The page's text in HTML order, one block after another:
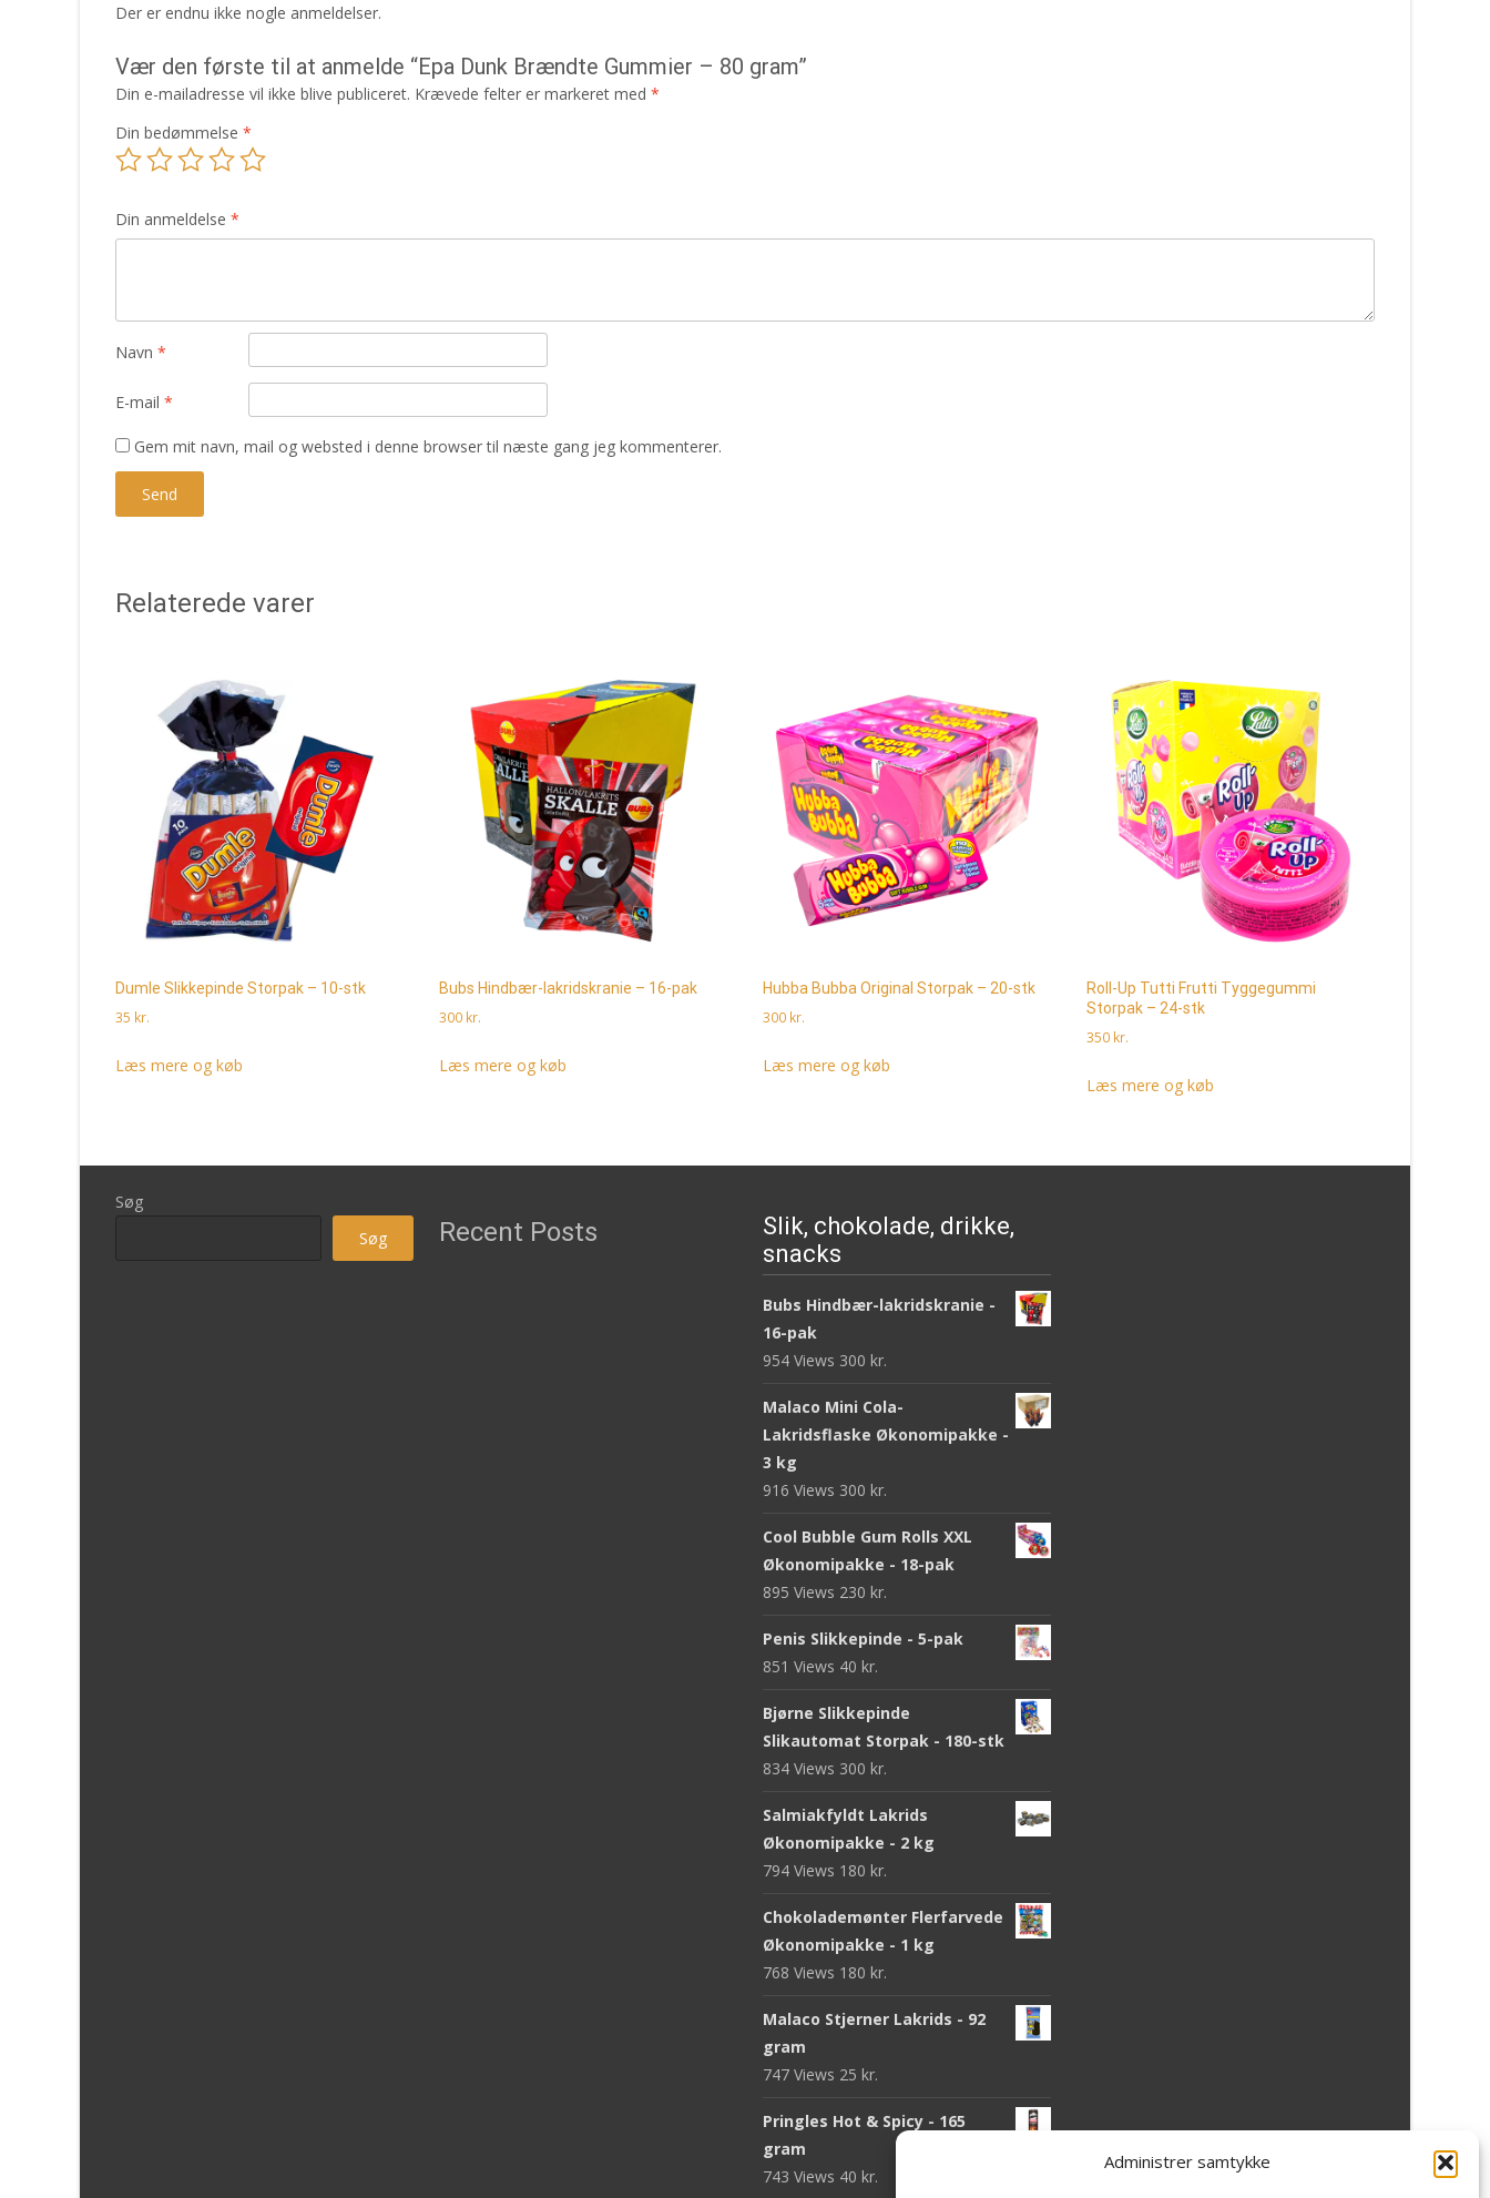
Administrer samtykke
Der er endnu ikke nogle anmeldelser.
Vær den første til at anmelde “Epa Dunk Brændte Gummier – 80 gram”
Din e-mailadresse vil ikke blive publiceret. Krævede felter er markeret med *
Din bedømmelse *
Din anmeldelse *
Navn *
E-mail *
Gem mit navn, mail og websted i denne browser til næste gang jeg kommenterer.
Relaterede varer
Dumle Slikkepinde Storpak – 10-stk
35 kr.
Læs mere og køb
Bubs Hindbær-lakridskranie – 16-pak
300 kr.
Læs mere og køb
Hubba Bubba Original Storpak – 20-stk
300 kr.
Læs mere og køb
Roll-Up Tutti Frutti Tyggegummi
Storpak – 24-stk
350 kr.
Læs mere og køb
Søg
Søg
Recent Posts
Slik, chokolade, drikke,
snacks
Bubs Hindbær-lakridskranie -
16-pak
954 Views 300 kr.
Malaco Mini Cola-
Lakridsflaske Økonomipakke -
3 kg
916 Views 300 kr.
Cool Bubble Gum Rolls XXL
Økonomipakke - 18-pak
895 Views 230 kr.
Penis Slikkepinde - 5-pak
851 Views 40 kr.
Bjørne Slikkepinde
Slikautomat Storpak - 180-stk
834 Views 300 kr.
Salmiakfyldt Lakrids
Økonomipakke - 2 kg
794 Views 180 kr.
Chokolademønter Flerfarvede
Økonomipakke - 1 kg
768 Views 180 kr.
Malaco Stjerner Lakrids - 92
gram
747 Views 25 kr.
Pringles Hot & Spicy - 165
gram
743 Views 40 kr.